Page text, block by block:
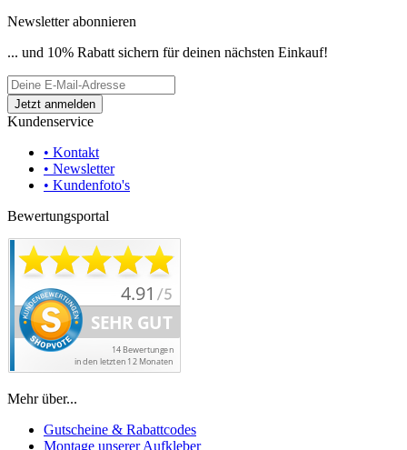
Newsletter abonnieren
... und 10% Rabatt sichern für deinen nächsten Einkauf!
Kundenservice
• Kontakt
• Newsletter
• Kundenfoto's
Bewertungsportal
Mehr über...
Gutscheine & Rabattcodes
Montage unserer Aufkleber